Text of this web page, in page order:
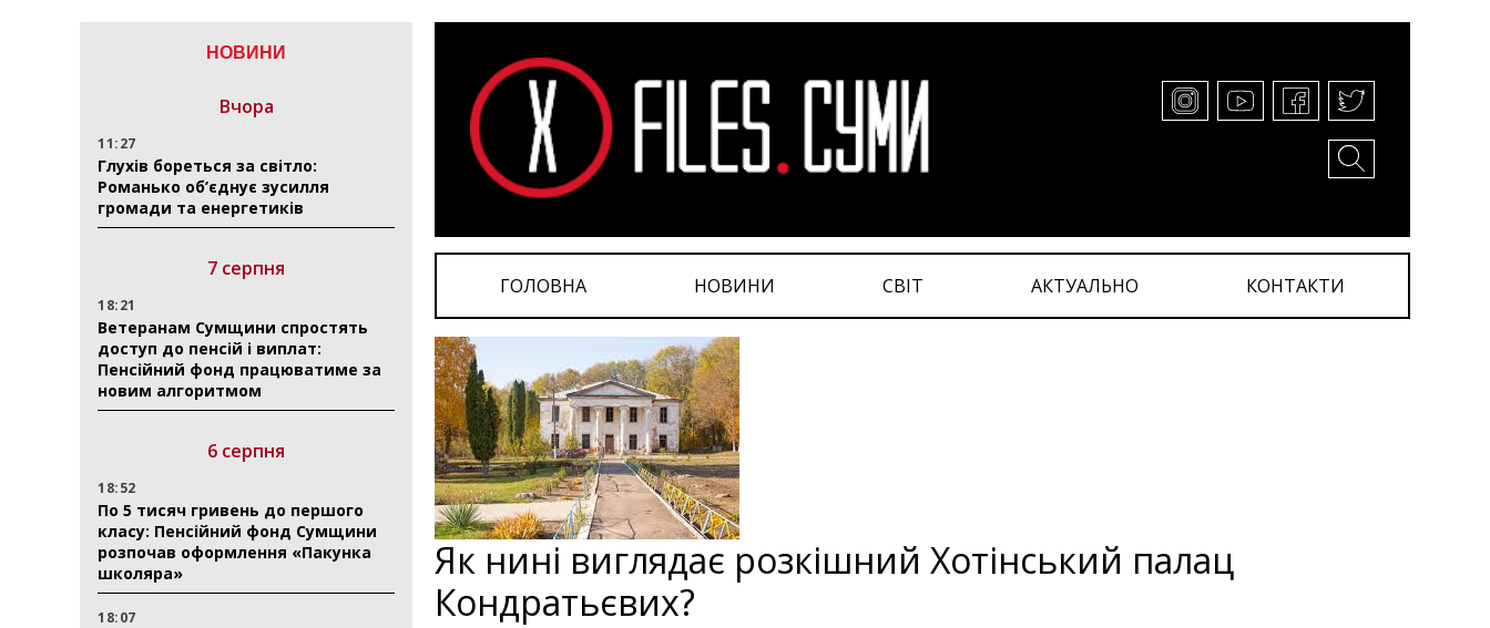
ГОЛОВНА НОВИНИ СВІТ АКТУАЛЬНО КОНТАКТИ
НОВИНИ
Вчора
11:27
Глухів бореться за світло:
Романько об’єднує зусилля
громади та енергетиків
7 серпня
18:21
Ветеранам Сумщини спростять
доступ до пенсій і виплат:
Пенсійний фонд працюватиме за
новим алгоритмом
6 серпня
18:52
По 5 тисяч гривень до першого
класу: Пенсійний фонд Сумщини
розпочав оформлення «Пакунка
школяра»
18:07
Як нині виглядає розкішний Хотінський палац
Кондратьєвих?